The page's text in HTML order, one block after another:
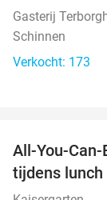
Gasterij
Schinnen
Verkocht: 173
All-You-
tijdens